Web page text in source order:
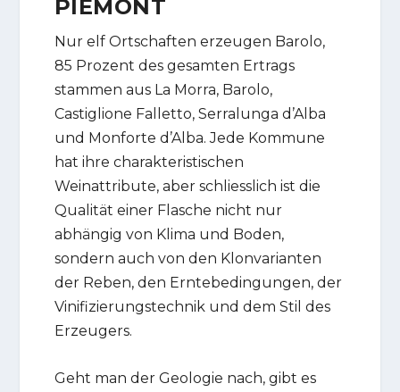
PIEMONT
Nur elf Ortschaften erzeugen Barolo,
85 Prozent des gesamten Ertrags
stammen aus La Morra, Barolo,
Castiglione Falletto, Serralunga d’Alba
und Monforte d’Alba. Jede Kommune
hat ihre charakteristischen
Weinattribute, aber schliesslich ist die
Qualität einer Flasche nicht nur
abhängig von Klima und Boden,
sondern auch von den Klonvarianten
der Reben, den Erntebedingungen, der
Vinifizierungstechnik und dem Stil des
Erzeugers.
Geht man der Geologie nach, gibt es